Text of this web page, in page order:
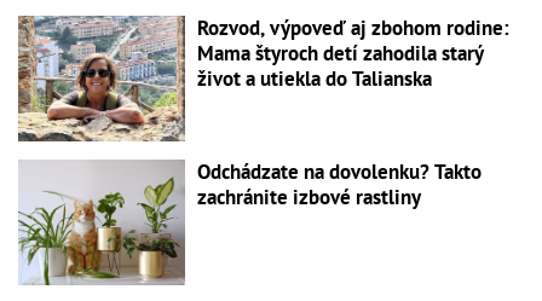
Rozvod, výpoveď aj zbohom rodine:
Mama štyroch detí zahodila starý
život a utiekla do Talianska
Odchádzate na dovolenku? Takto
zachránite izbové rastliny